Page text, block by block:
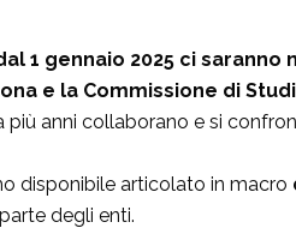
1 gennaio 2025 ci
e la Commissione di
più anni collaborano e si
disponibile articolato in macro
degli enti.